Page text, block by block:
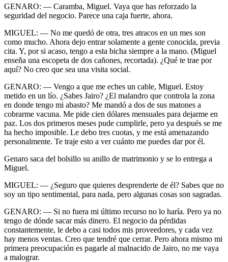
GENARO: — Caramba, Miguel. Vaya que has reforzado la
seguridad del negocio. Parece una caja fuerte, ahora.
MIGUEL: — No me quedó de otra, tres atracos en un mes son
como mucho. Ahora dejo entrar solamente a gente conocida, previa
cita. Y, por si acaso, tengo a esta bicha siempre a la mano. (Miguel
enseña una escopeta de dos cañones, recortada). ¿Qué te trae por
aquí? No creo que sea una visita social.
GENARO: — Vengo a que me eches un cable, Miguel. Estoy
metido en un lío. ¿Sabes Jairo? ¿El malandro que controla la zona
en donde tengo mi abasto? Me mandó a dos de sus matones a
cobrarme vacuna. Me pide cien dólares mensuales para dejarme en
paz. Los dos primeros meses pude cumplirle, pero ya después se me
ha hecho imposible. Le debo tres cuotas, y me está amenazando
personalmente. Te traje esto a ver cuánto me puedes dar por él.
Genaro saca del bolsillo su anillo de matrimonio y se lo entrega a
Miguel.
MIGUEL: — ¿Seguro que quieres desprenderte de él? Sabes que no
soy un tipo sentimental, para nada, pero algunas cosas son sagradas.
GENARO: — Si no fuera mi último recurso no lo haría. Pero ya no
tengo de dónde sacar más dinero. El negocio da pérdidas
constantemente, le debo a casi todos mis proveedores, y cada vez
hay menos ventas. Creo que tendré que cerrar. Pero ahora mismo mi
primera preocupación es pagarle al malnacido de Jairo, no me vaya
a malograr.